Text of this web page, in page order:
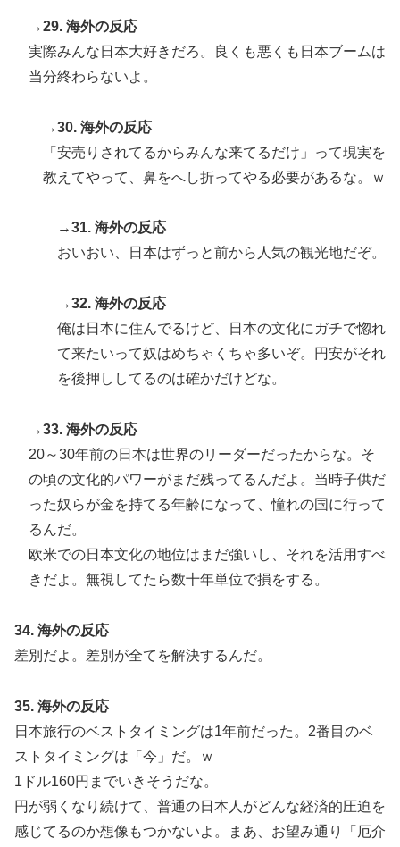
→29. 海外の反応
実際みんな日本大好きだろ。良くも悪くも日本ブームは
当分終わらないよ。
→30. 海外の反応
「安売りされてるからみんな来てるだけ」って現実を
教えてやって、鼻をへし折ってやる必要があるな。ｗ
→31. 海外の反応
おいおい、日本はずっと前から人気の観光地だぞ。
→32. 海外の反応
俺は日本に住んでるけど、日本の文化にガチで惚れ
て来たいって奴はめちゃくちゃ多いぞ。円安がそれ
を後押ししてるのは確かだけどな。
→33. 海外の反応
20～30年前の日本は世界のリーダーだったからな。そ
の頃の文化的パワーがまだ残ってるんだよ。当時子供だ
った奴らが金を持てる年齢になって、憧れの国に行って
るんだ。
欧米での日本文化の地位はまだ強いし、それを活用すべ
きだよ。無視してたら数十年単位で損をする。
34. 海外の反応
差別だよ。差別が全てを解決するんだ。
35. 海外の反応
日本旅行のベストタイミングは1年前だった。2番目のベ
ストタイミングは「今」だ。ｗ
1ドル160円までいきそうだな。
円が弱くなり続けて、普通の日本人がどんな経済的圧迫を
感じてるのか想像もつかないよ。まあ、お望み通り「厄介